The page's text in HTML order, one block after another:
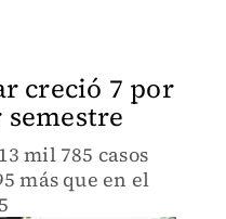
creció 7 por
mil 785 casos
más que en el